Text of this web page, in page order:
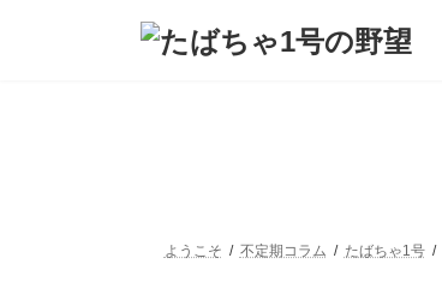
ようこそ 不定期コラム たばちゃ1号